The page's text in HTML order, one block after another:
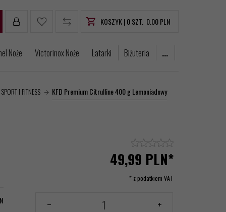
KOSZYK |0SZT. 0.00PLN
Noże Victorinox Noże Latarki Biżuteria ...
SPORT I FITNESS KFD Premium Citrulline 400 g Lemoniadowy
49,99 PLN*
* z podatkiem VAT